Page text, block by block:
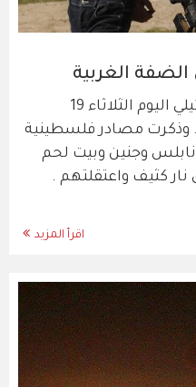
اعتقلت قوات الاحتلال الإسرائيلي اليوم الثلاثاء 19
وذكرت مصادر فلسطينية
وجنين وبيت لحم
كثيف واعتقلتهم .
اقرأ المزيد